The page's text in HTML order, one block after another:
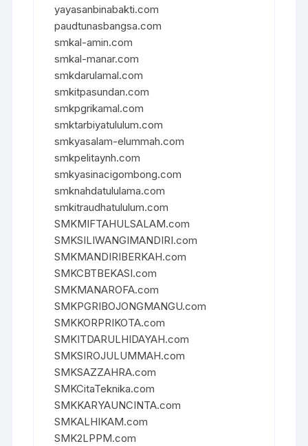
yayasanbinabakti.com
paudtunasbangsa.com
smkal-amin.com
smkal-manar.com
smkdarulamal.com
smkitpasundan.com
smkpgrikamal.com
smktarbiyatululum.com
smkyasalam-elummah.com
smkpelitaynh.com
smkyasinacigombong.com
smknahdatululama.com
smkitraudhatululum.com
SMKMIFTAHULSALAM.com
SMKSILIWANGIMANDIRI.com
SMKMANDIRIBERKAH.com
SMKCBTBEKASI.com
SMKMANAROFA.com
SMKPGRIBOJONGMANGU.com
SMKKORPRIKOTA.com
SMKITDARULHIDAYAH.com
SMKSIROJULUMMAH.com
SMKSAZZAHRA.com
SMKCitaTeknika.com
SMKKARYAUNCINTA.com
SMKALHIKAM.com
SMK2LPPM.com